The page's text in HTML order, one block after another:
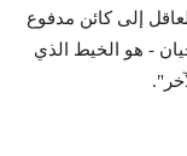
إلى كائن مدفوع
- هو الخيط الذي